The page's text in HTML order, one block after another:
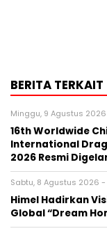
BERITA TERKAIT
Minggu, 9 Agustus 2026
16th Worldwide
International
2026 Resmi
Sabtu, 8 Agustus 2026 -
Himel Hadirkan
Global “Dream